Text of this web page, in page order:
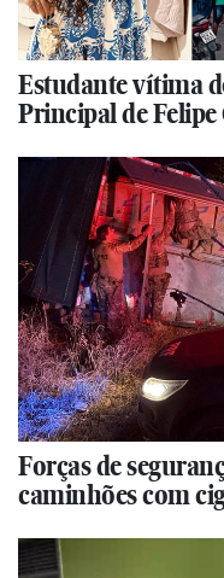
Estudante vítima
Principal de Felipe
Forças de
caminhões com